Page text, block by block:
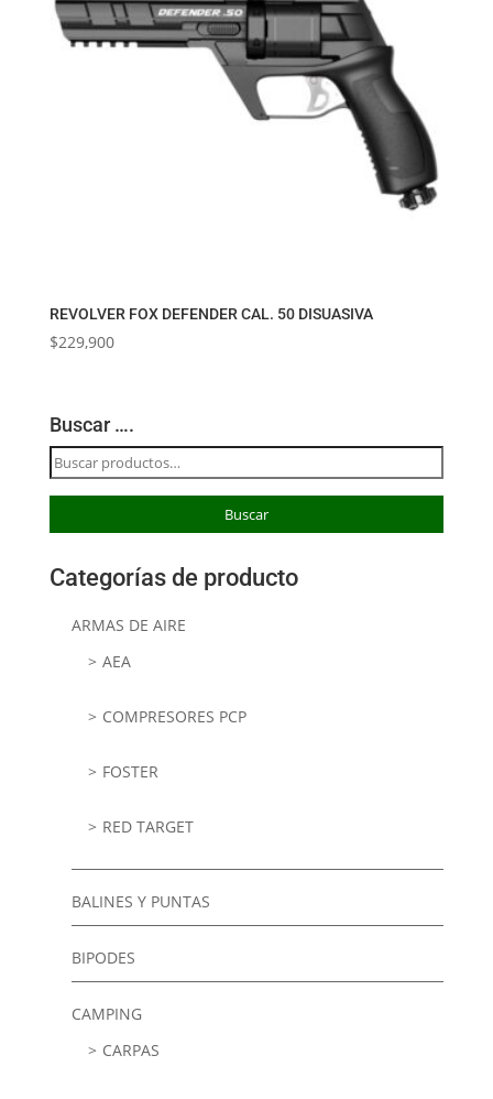
REVOLVER FOX DEFENDER CAL. 50 DISUASIVA
$229,900
Buscar ….
Buscar
por:
Buscar
Categorías de producto
ARMAS DE AIRE
AEA
COMPRESORES PCP
FOSTER
RED TARGET
BALINES Y PUNTAS
BIPODES
CAMPING
CARPAS